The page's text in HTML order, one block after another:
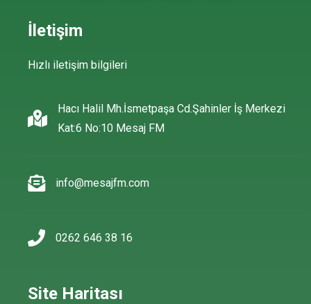
İletişim
Hızlı iletişim bilgileri
Hacı Halil Mh.İsmetpaşa Cd.Şahinler İş Merkezi
Kat:6 No:10 Mesaj FM
info@mesajfm.com
0262 646 38 16
Site Haritası